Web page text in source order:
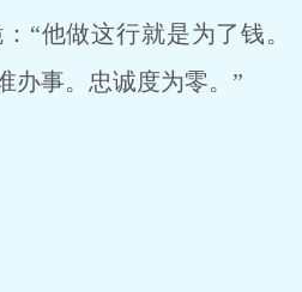
“他做这行就是为了钱。
办事。忠诚度为零。”